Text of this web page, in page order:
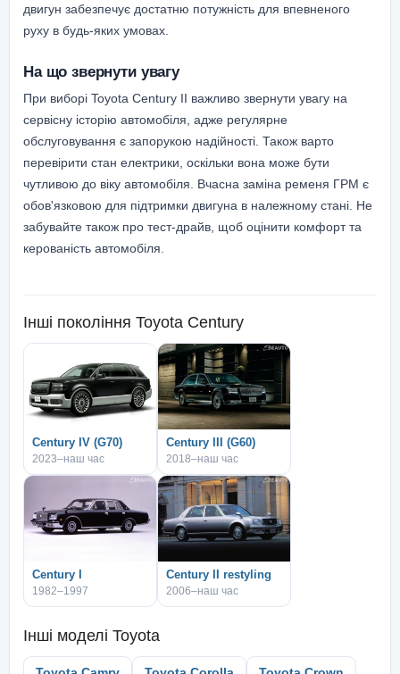
двигун забезпечує достатню потужність для впевненого
руху в будь-яких умовах.
На що звернути увагу
При виборі Toyota Century II важливо звернути увагу на
сервісну історію автомобіля, адже регулярне
обслуговування є запорукою надійності. Також варто
перевірити стан електрики, оскільки вона може бути
чутливою до віку автомобіля. Вчасна заміна ременя ГРМ є
обов'язковою для підтримки двигуна в належному стані. Не
забувайте також про тест-драйв, щоб оцінити комфорт та
керованість автомобіля.
Інші покоління Toyota Century
Century IV (G70)
2023–наш час
Century III (G60)
2018–наш час
Century I
1982–1997
Century II restyling
2006–наш час
Інші моделі Toyota